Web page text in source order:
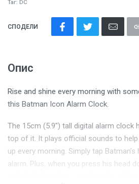
Таг: DC
СПОДЕЛИ
Опис
Rise and shine every morning with
this Batman Icon Alarm Clock.
The 15cm (5.9″) tall digital alarm clock
top of it. It plays official sounds to
up every morning. Simply tap
alarm. Plus, when you press his head